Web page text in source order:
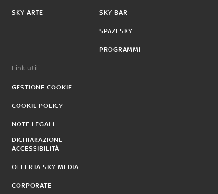
SKY ARTE SKY BAR
SPAZI SKY
PROGRAMMI
Link utili:
GESTIONE COOKIE
COOKIE POLICY
NOTE LEGALI
DICHIARAZIONE
ACCESSIBILITÀ
OFFERTA SKY MEDIA
CORPORATE